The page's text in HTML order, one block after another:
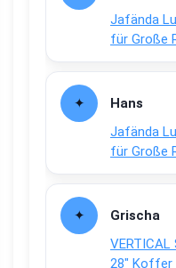
Jafända
für Große
Hans
Jafända
für Große
Grischa
VERTICAL
28″ Koffer